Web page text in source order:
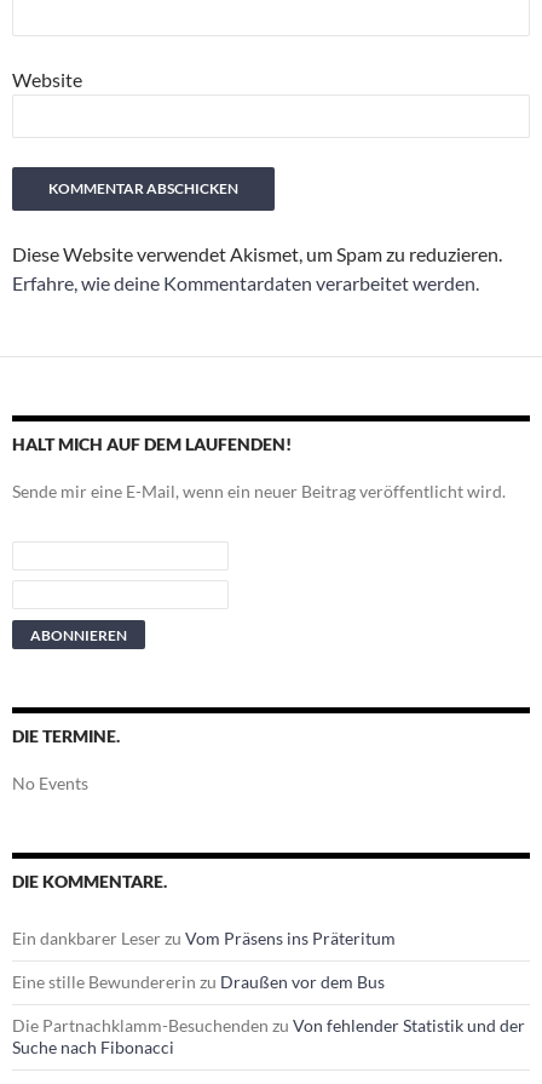
Website
Diese Website verwendet Akismet, um Spam zu reduzieren.
Erfahre, wie deine Kommentardaten verarbeitet werden.
HALT MICH AUF DEM LAUFENDEN!
Sende mir eine E-Mail, wenn ein neuer Beitrag veröffentlicht wird.
DIE TERMINE.
No Events
DIE KOMMENTARE.
Ein dankbarer Leserzu Vom Präsens ins Präteritum
Eine stille Bewundererin zu Draußen vor dem Bus
Die Partnachklamm-Besuchenden zu Von fehlender Statistik und der
Suche nach Fibonacci